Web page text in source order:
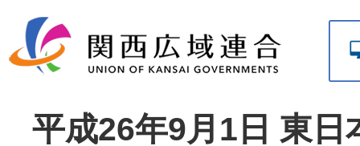
平成26年9月1日 東日